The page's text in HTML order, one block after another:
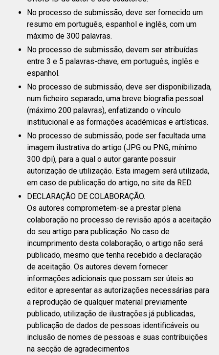
No processo de submissão, deve ser fornecido um
resumo em português, espanhol e inglês, com um
máximo de 300 palavras.
No processo de submissão, devem ser atribuídas
entre 3 e 5 palavras-chave, em português, inglês e
espanhol.
No processo de submissão, deve ser disponibilizada,
num ficheiro separado, uma breve biografia pessoal
(máximo 200 palavras), enfatizando o vínculo
institucional e as formações académicas e artísticas.
No processo de submissão, pode ser facultada uma
imagem ilustrativa do artigo (JPG ou PNG, mínimo
300 dpi), para a qual o autor garante possuir
autorização de utilização. Esta imagem será utilizada,
em caso de publicação do artigo, no site da RED.
DECLARAÇÃO DE COLABORAÇÃO.
Os autores comprometem-se a prestar plena
colaboração no processo de revisão após a aceitação
do seu artigo para publicação. No caso de
incumprimento desta colaboração, o artigo não será
publicado, mesmo que tenha recebido a declaração
de aceitação. Os autores devem fornecer
informações adicionais que possam ser úteis ao
editor e apresentar as autorizações necessárias para
a reprodução de qualquer material previamente
publicado, utilização de ilustrações já publicadas,
publicação de dados de pessoas identificáveis ou
inclusão de nomes de pessoas e suas contribuições
na secção de agradecimentos